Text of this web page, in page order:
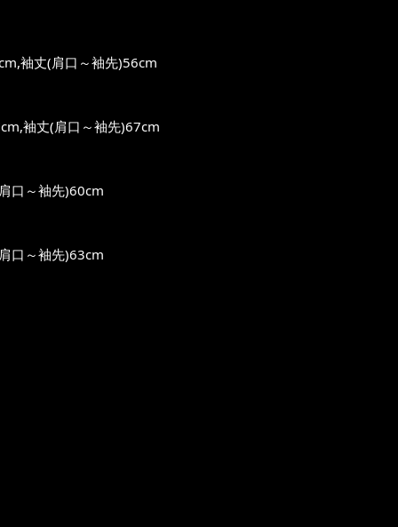
袖丈(肩口～袖先)56cm
袖丈(肩口～袖先)67cm
口～袖先)60cm
口～袖先)63cm